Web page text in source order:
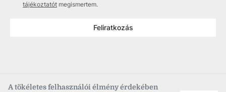
A tökéletes felhasználói élmény érdekében
tájékoztatót megismertem.
Feliratkozás